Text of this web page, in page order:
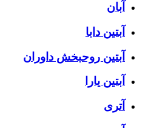
آبان
آبتین دابا
آبتین روحبخش داوران
آبتین یارا
آتری